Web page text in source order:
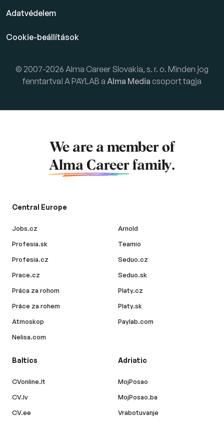
Adatvédelem
Cookie-beállítások
© 2007-2026 Alma Career Slovakia, s. r. o. Minden jog
fenntartva! A PAYLAB a Alma Media csoport tagja
We are a member of
Alma Career family.
Central Europe
Jobs.cz
Profesia.sk
Profesia.cz
Prace.cz
Práca za rohom
Práce za rohem
Atmoskop
Nelisa.com
Arnold
Teamio
Seduo.cz
Seduo.sk
Platy.cz
Platy.sk
Paylab.com
Baltics
CVonline.lt
CV.lv
CV.ee
Adriatic
MojPosao
MojPosao.ba
Vrabotuvanje